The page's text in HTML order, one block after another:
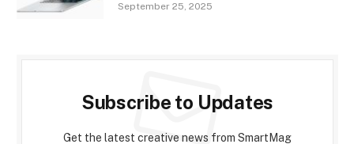
September 25, 2025
Subscribe to Updates
Get the latest creative news from SmartMag